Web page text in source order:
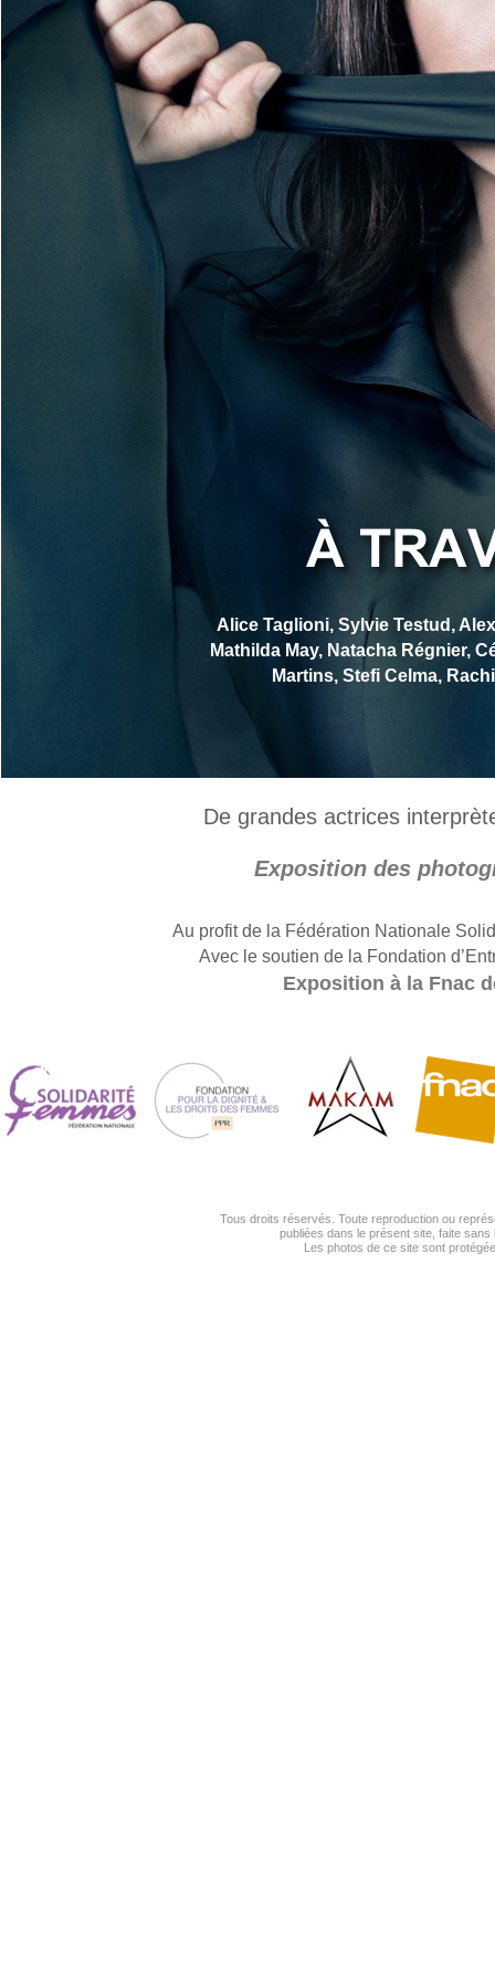
Tous droits réservés. Toute reproduction ou
publiées dans le présent site, faite sans
Les photos de ce site sont
Alice Taglioni, Sylvie Testud,
Mathilda May, Natacha Régnier,
Martins, Stefi Celma,
De grandes actrices
Exposition des
Au profit de la Fédération Nationale
Avec le soutien de la Fondation
Exposition à la Fnac